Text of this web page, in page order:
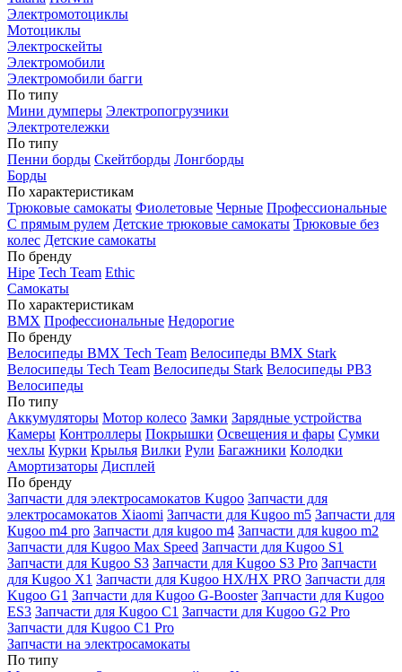
Электромотоциклы
Мотоциклы
Электроскейты
Электромобили
Электромобили багги
По типу
Мини думперы Электропогрузчики
Электротележки
По типу
Пенни борды Скейтборды Лонгборды
Борды
По характеристикам
Трюковые самокаты Фиолетовые Черные Профессиональные
С прямым рулем Детские трюковые самокаты Трюковые без
колес Детские самокаты
По бренду
Hipe Tech Team Ethic
Самокаты
По характеристикам
BMX Профессиональные Недорогие
По бренду
Велосипеды BMX Tech Team Велосипеды BMX Stark
Велосипеды Tech Team Велосипеды Stark Велосипеды РВЗ
Велосипеды
По типу
Аккумуляторы Мотор колесо Замки Зарядные устройства
Камеры Контроллеры Покрышки Освещения и фары Сумки
чехлы Курки Крылья Вилки Рули Багажники Колодки
Амортизаторы Дисплей
По бренду
Запчасти для электросамокатов Kugoo Запчасти для
электросамокатов Xiaomi Запчасти для Kugoo m5 Запчасти для
Кugoo m4 pro Запчасти для kugoo m4 Запчасти для kugoo m2
Запчасти для Kugoo Max Speed Запчасти для Kugoo S1
Запчасти для Kugoo S3 Запчасти для Kugoo S3 Pro Запчасти
для Kugoo X1 Запчасти для Kugoo HX/HX PRO Запчасти для
Kugoo G1 Запчасти для Kugoo G-Booster Запчасти для Kugoo
ES3 Запчасти для Kugoo C1 Запчасти для Kugoo G2 Pro
Запчасти для Kugoo C1 Pro
Запчасти на электросамокаты
По типу